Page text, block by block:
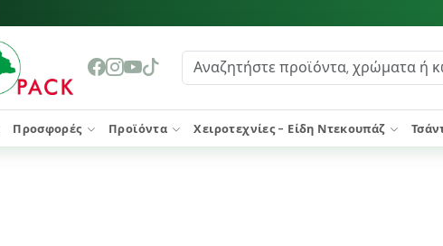
Προσφορές Προϊόντα Χειροτεχνίες - Είδη Ντεκουπάζ